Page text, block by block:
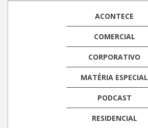
ACONTECE
COMERCIAL
CORPORATIVO
MATÉRIA ESPECIAL
PODCAST
RESIDENCIAL